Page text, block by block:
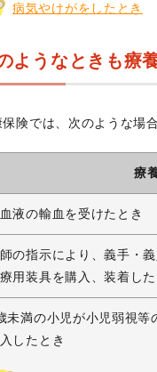
病気やけがをしたとき
ようなときも療
険では、次のような場
療
液の輸血を受けたとき
の指示により、義手・
用装具を購入、装着した
未満の小児が小児弱視等
したとき